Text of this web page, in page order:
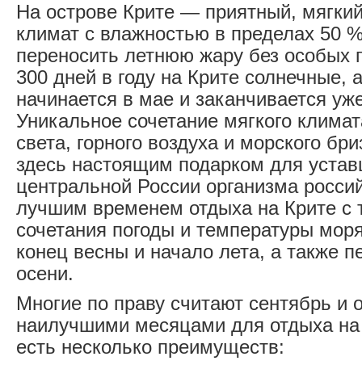
На острове Крите — приятный,
климат с влажностью в пределах 50
переносить летнюю жару без
300 дней в году на Крите
начинается в мае и заканчивается
Уникальное сочетание мягкого
света, горного воздуха и морского
здесь настоящим подарком для
центральной России организма
лучшим временем отдыха на Крите с
сочетания погоды и температуры
конец весны и начало лета, а также
осени.
Многие по праву считают сентябрь и
наилучшими месяцами для отдыха на
есть несколько преимуществ: